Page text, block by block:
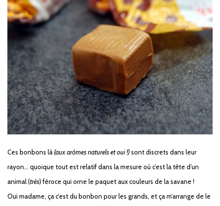
Ces bonbons là(aux arômes naturels et oui !)sont discrets dans leur
rayon… quoique tout est relatif dans la mesure où c’est la tête d’un
animal (très) féroce qui orne le paquet aux couleurs de la savane !
Oui madame, ça c’est du bonbon pour les grands, et ça m’arrange de le